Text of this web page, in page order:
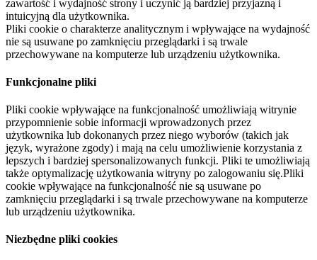
zawartość i wydajność strony i uczynić ją bardziej przyjazną i
intuicyjną dla użytkownika.
Pliki cookie o charakterze analitycznym i wpływające na wydajność
nie są usuwane po zamknięciu przeglądarki i są trwale
przechowywane na komputerze lub urządzeniu użytkownika.
Funkcjonalne pliki
Pliki cookie wpływające na funkcjonalność umożliwiają witrynie
przypomnienie sobie informacji wprowadzonych przez
użytkownika lub dokonanych przez niego wyborów (takich jak
język, wyrażone zgody) i mają na celu umożliwienie korzystania z
lepszych i bardziej spersonalizowanych funkcji. Pliki te umożliwiają
także optymalizację użytkowania witryny po zalogowaniu się.Pliki
cookie wpływające na funkcjonalność nie są usuwane po
zamknięciu przeglądarki i są trwale przechowywane na komputerze
lub urządzeniu użytkownika.
Niezbędne pliki cookies